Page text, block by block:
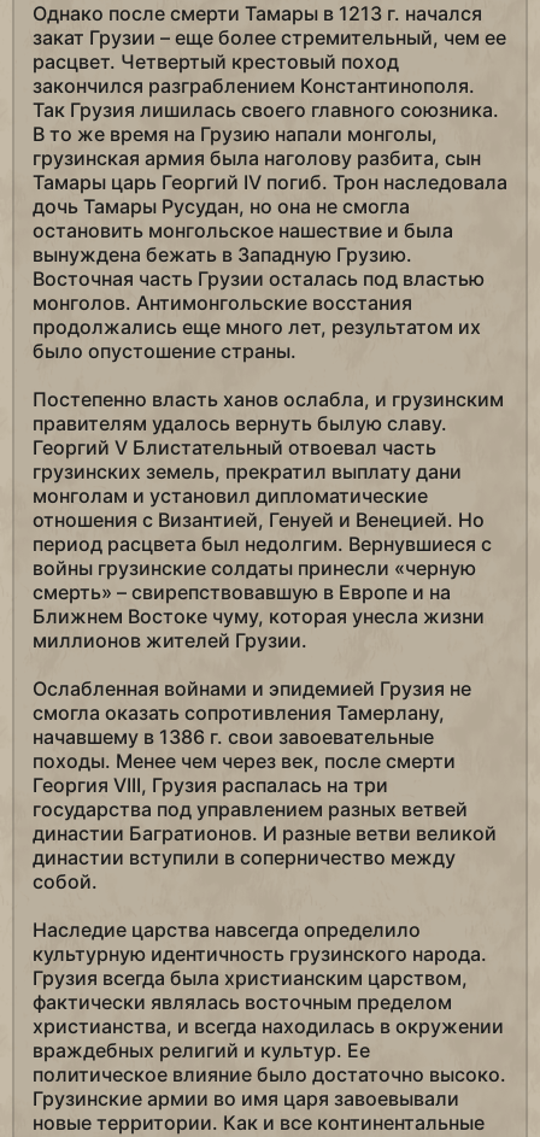
Однако после смерти Тамары в 1213 г. начался
закат Грузии – еще более стремительный, чем ее
расцвет. Четвертый крестовый поход
закончился разграблением Константинополя.
Так Грузия лишилась своего главного союзника.
В то же время на Грузию напали монголы,
грузинская армия была наголову разбита, сын
Тамары царь Георгий IV погиб. Трон наследовала
дочь Тамары Русудан, но она не смогла
остановить монгольское нашествие и была
вынуждена бежать в Западную Грузию.
Восточная часть Грузии осталась под властью
монголов. Антимонгольские восстания
продолжались еще много лет, результатом их
было опустошение страны.
Постепенно власть ханов ослабла, и грузинским
правителям удалось вернуть былую славу.
Георгий V Блистательный отвоевал часть
грузинских земель, прекратил выплату дани
монголам и установил дипломатические
отношения с Византией, Генуей и Венецией. Но
период расцвета был недолгим. Вернувшиеся с
войны грузинские солдаты принесли «черную
смерть» – свирепствовавшую в Европе и на
Ближнем Востоке чуму, которая унесла жизни
миллионов жителей Грузии.
Ослабленная войнами и эпидемией Грузия не
смогла оказать сопротивления Тамерлану,
начавшему в 1386 г. свои завоевательные
походы. Менее чем через век, после смерти
Георгия VIII, Грузия распалась на три
государства под управлением разных ветвей
династии Багратионов. И разные ветви великой
династии вступили в соперничество между
собой.
Наследие царства навсегда определило
культурную идентичность грузинского народа.
Грузия всегда была христианским царством,
фактически являлась восточным пределом
христианства, и всегда находилась в окружении
враждебных религий и культур. Ее
политическое влияние было достаточно высоко.
Грузинские армии во имя царя завоевывали
новые территории. Как и все континентальные